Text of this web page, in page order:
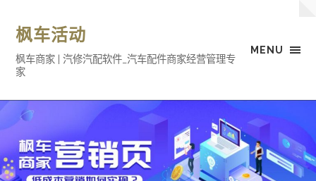
MENU
枫车活动
枫车商家 | 汽修汽配软件_汽车配件商家经营管理专
家